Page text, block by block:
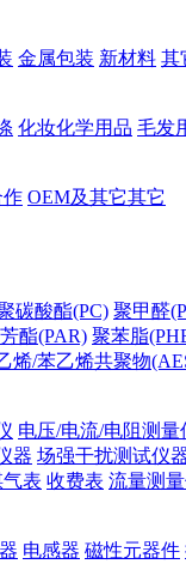
金属包装 新材料 其
化妆化学用品 毛发
作 OEM及其它其它
碳酸酯(PC) 聚甲醛
酯(PAR) 聚苯脂
烯/苯乙烯共聚物
电压/电流/电阻测量
器 场强干扰测试仪
表 收费表 流量测
电感器 磁性元器件